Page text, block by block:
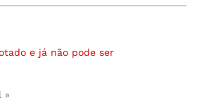
e já não pode ser
»